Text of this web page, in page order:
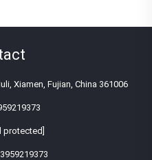
Xiamen, Fujian, China 361006
protected]